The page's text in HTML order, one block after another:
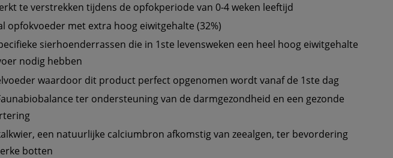
te verstrekken tijdens de opfokperiode van 0-4 weken leeftijd
opfokvoeder met extra hoog eiwitgehalte (32%)
sierhoenderrassen die in 1ste levensweken een heel hoog eiwitgehalte
nodig hebben
waardoor dit product perfect opgenomen wordt vanaf de 1ste dag
ter ondersteuning van de darmgezondheid en een gezonde
een natuurlijke calciumbron afkomstig van zeealgen, ter bevordering
botten